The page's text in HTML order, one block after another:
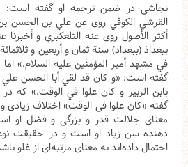
نجاشی در ضمن ترجمه او گفته است:
القرشي الكوفي روى عن علي بن الحسن
أكثر الأصول روى عنه التلعكبري و
ببغداذ (ببغداد) سنة ثمان و أربعين و
في مشهد أمير المؤمنين عليه السلام.»
گفته است: «و كان قد لقي أبا الحسن
بابن الزبير و كان علوا في الوقت.» که
گفته «کان علوا فی الوقت» اختلاف زیادی
معنای جلالت قدر و بزرگی و فضل او
دهنده سن زیاد او است و در حقیقت
احتمال داده‌اند به معنای مرتبه‌ای از غلو